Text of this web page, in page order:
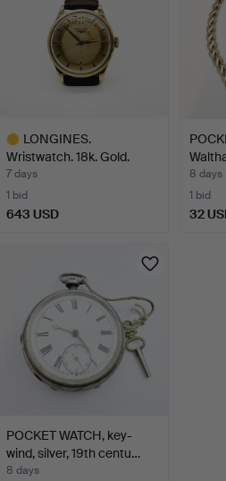
LONGINES.
Wristwatch. 18k. Gold.
7 days
1 bid
643 USD
8 days
1 bid
32
POCKET WATCH, key-
wind, silver, 19th centu…
8 days